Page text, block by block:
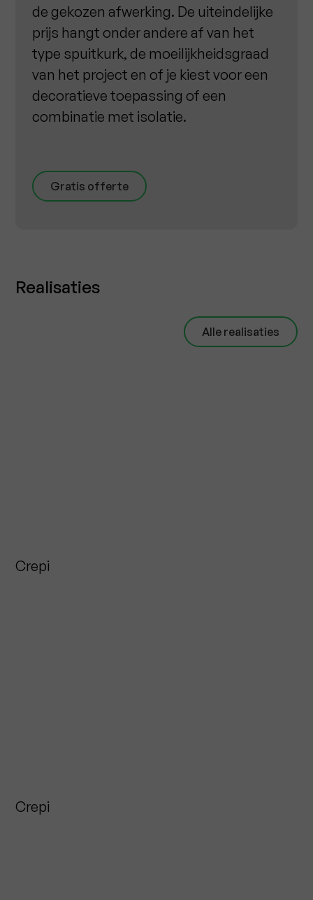
de gekozen afwerking. De uiteindelijke
prijs hangt onder andere af van het
type spuitkurk, de moeilijkheidsgraad
van het project en of je kiest voor een
decoratieve toepassing of een
combinatie met isolatie.
Gratis offerte
Realisaties
Alle realisaties
Crepi
Crepi